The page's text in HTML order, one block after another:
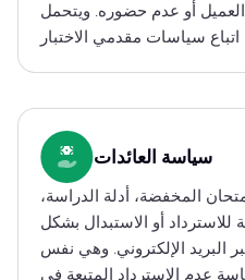
العميل أو عدم حضوره. ويتحمل
سياسة العائدات
المخفضة، أدلة الدراسة،
للاسترداد أو الاستبدال بشكل
البريد الإلكتروني. وهي نفس